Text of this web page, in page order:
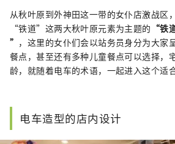
从秋叶原到外神田这一带的女仆店激战
“铁道”这两大秋叶原元素为主题的 “铁
” ，这里的女仆们会以站务员身分为大家
餐点，甚至还有多种儿童餐点可以选择，
龄，就随着电车的术语，一起进入这个适
电车造型的店内设计